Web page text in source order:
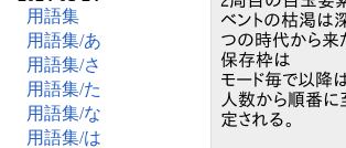
用語集
用語集/あ
用語集/さ
用語集/た
用語集/な
用語集/は
ベントの枯渇は
つの時代から来
保存枠は
モード毎で以降
人数から順番に
定される。